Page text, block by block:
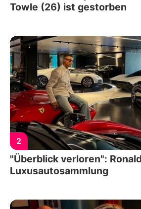
Towle (26) ist gestorben
2
"Überblick verloren":
Luxusautosammlung